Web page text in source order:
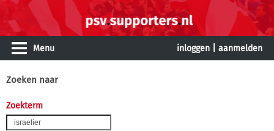
Menu inloggen aanmelden
Zoeken naar
Zoekterm